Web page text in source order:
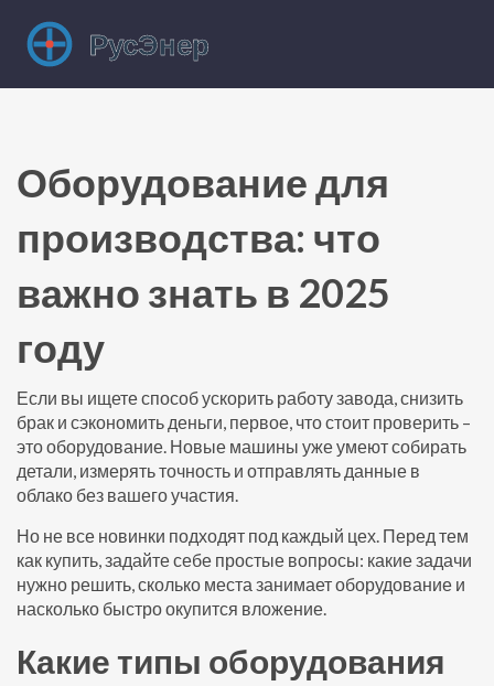
Оборудование для
производства: что
важно знать в 2025
году
Если вы ищете способ ускорить работу завода, снизить
брак и сэкономить деньги, первое, что стоит проверить –
это оборудование. Новые машины уже умеют собирать
детали, измерять точность и отправлять данные в
облако без вашего участия.
Но не все новинки подходят под каждый цех. Перед тем
как купить, задайте себе простые вопросы: какие задачи
нужно решить, сколько места занимает оборудование и
насколько быстро окупится вложение.
Какие типы оборудования